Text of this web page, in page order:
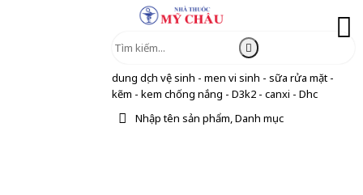
dung dịch vệ sinh - men vi sinh - sữa rửa mặt -
kẽm - kem chống nắng - D3k2 - canxi - Dhc
Nhập tên sản phẩm, Danh mục